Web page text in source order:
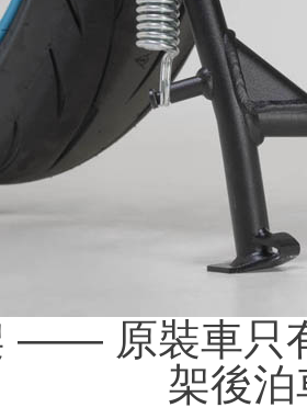
—— 原裝車只
架後